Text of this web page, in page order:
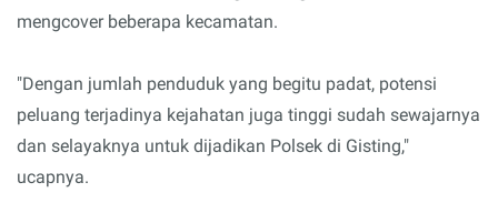
mengcover beberapa kecamatan.
"Dengan jumlah penduduk yang begitu padat, potensi
peluang terjadinya kejahatan juga tinggi sudah sewajarnya
dan selayaknya untuk dijadikan Polsek di Gisting,"
ucapnya.